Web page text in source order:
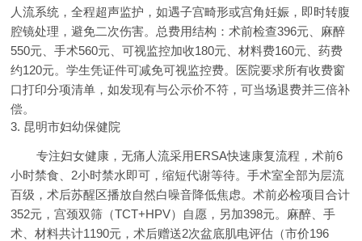
人流系统，全程超声监护，如遇子宫畸形或宫角妊娠，即时转腹
腔镜处理，避免二次伤害。总费用结构：术前检查396元、麻醉
550元、手术560元、可视监控加收180元、材料费160元、药费
约120元。学生凭证件可减免可视监控费。医院要求所有收费窗
口打印分项清单，如发现有与公示价不符，可当场退费并三倍补
偿。
3. 昆明市妇幼保健院
专注妇女健康，无痛人流采用ERSA快速康复流程，术前6
小时禁食、2小时禁水即可，缩短代谢等待。手术室全部为层流
百级，术后苏醒区播放自然白噪音降低焦虑。术前必检项目合计
352元，宫颈双筛（TCT+HPV）自愿，另加398元。麻醉、手
术、材料共计1190元，术后赠送2次盆底肌电评估（市价196